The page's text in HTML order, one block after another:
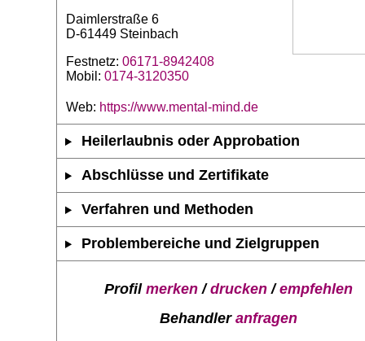
Daimlerstraße 6
D-61449 Steinbach
Festnetz: 06171-8942408
Mobil: 0174-3120350
Web: https://www.mental-mind.de
Heilerlaubnis oder Approbation
Abschlüsse und Zertifikate
Verfahren und Methoden
Problembereiche und Zielgruppen
Profil merken/drucken/empfehlen
Behandler anfragen